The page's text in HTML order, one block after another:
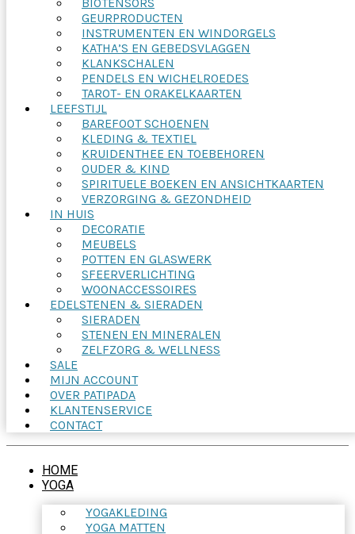
GEURPRODUCTEN
INSTRUMENTEN EN WINDORGELS
KATHA’S EN GEBEDSVLAGGEN
KLANKSCHALEN
PENDELS EN WICHELROEDES
TAROT- EN ORAKELKAARTEN
LEEFSTIJL
BAREFOOT SCHOENEN
KLEDING & TEXTIEL
KRUIDENTHEE EN TOEBEHOREN
OUDER & KIND
SPIRITUELE BOEKEN EN ANSICHTKAARTEN
VERZORGING & GEZONDHEID
IN HUIS
DECORATIE
MEUBELS
POTTEN EN GLASWERK
SFEERVERLICHTING
WOONACCESSOIRES
EDELSTENEN & SIERADEN
SIERADEN
STENEN EN MINERALEN
ZELFZORG & WELLNESS
SALE
MIJN ACCOUNT
OVER PATIPADA
KLANTENSERVICE
CONTACT
HOME
YOGA
YOGAKLEDING
YOGA MATTEN